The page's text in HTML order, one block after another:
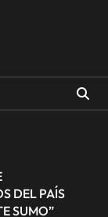
DEL PAÍS
SUMO”